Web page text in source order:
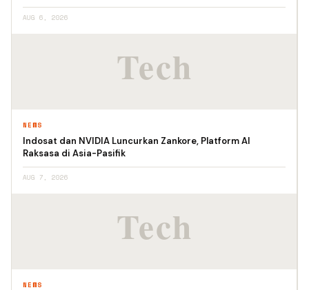
AUG 6, 2026
NEWS
Indosat dan NVIDIA Luncurkan Zankore, Platform AI
Raksasa di Asia-Pasifik
AUG 7, 2026
NEWS